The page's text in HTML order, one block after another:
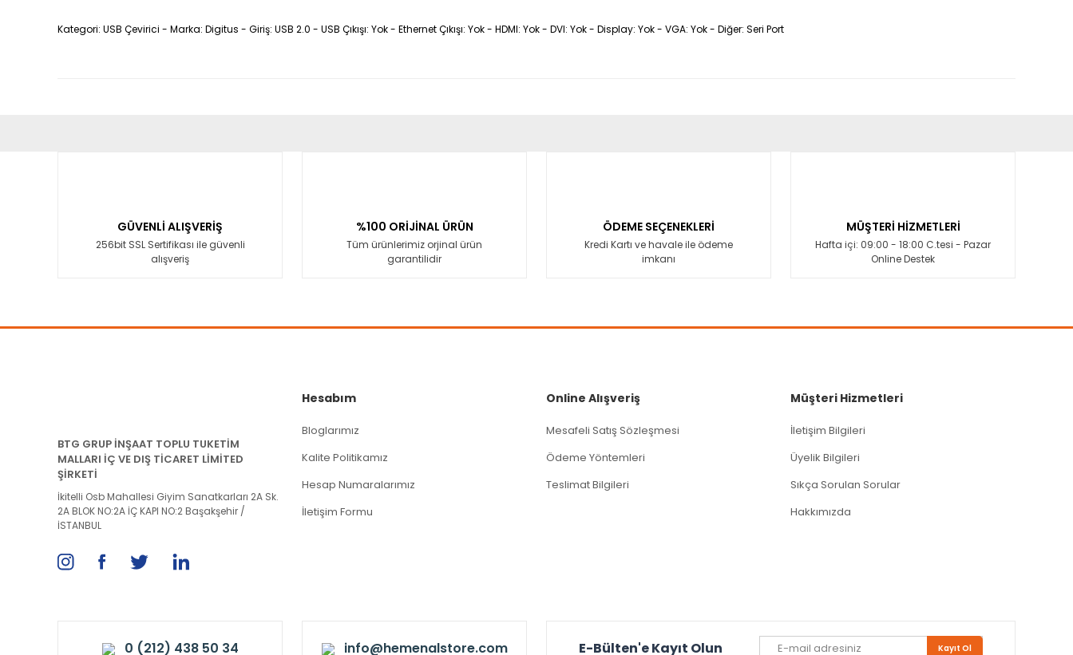
Kategori: USB Çevirici - Marka: Digitus - Giriş: USB 2.0 - USB Çıkışı: Yok - Ethernet Çıkışı: Yok - HDMI: Yok - DVI: Yok - Display: Yok - VGA: Yok - Diğer: Seri Port
Ürün bilgilerinde hatalar bulunuyor.
Ürün fiyatı diğer sitelerden daha pahalı.
GÜVENLİ ALIŞVERİŞ
256bit SSL Sertifikası ile güvenli
alışveriş
%100 ORİJİNAL ÜRÜN
Tüm ürünlerimiz orjinal ürün
garantilidir
ÖDEME SEÇENEKLERİ
Kredi Kartı ve havale ile ödeme
imkanı
MÜŞTERİ HİZMETLERİ
Hafta içi: 09:00 - 18:00 C.tesi - Pazar
Online Destek
BTG GRUP İNŞAAT TOPLU TUKETİM
MALLARI İÇ VE DIŞ TİCARET LİMİTED
ŞİRKETİ
İkitelli Osb Mahallesi Giyim Sanatkarları 2A Sk.
2A BLOK NO:2A İÇ KAPI NO:2 Başakşehir /
İSTANBUL
Hesabım
Bloglarımız
Kalite Politikamız
Hesap Numaralarımız
İletişim Formu
Online Alışveriş
Mesafeli Satış Sözleşmesi
Ödeme Yöntemleri
Teslimat Bilgileri
Müşteri Hizmetleri
İletişim Bilgileri
Üyelik Bilgileri
Sıkça Sorulan Sorular
Hakkımızda
0 (212) 438 50 34 info@hemenalstore.com E-Bülten'e Kayıt Olun Kayıt Ol